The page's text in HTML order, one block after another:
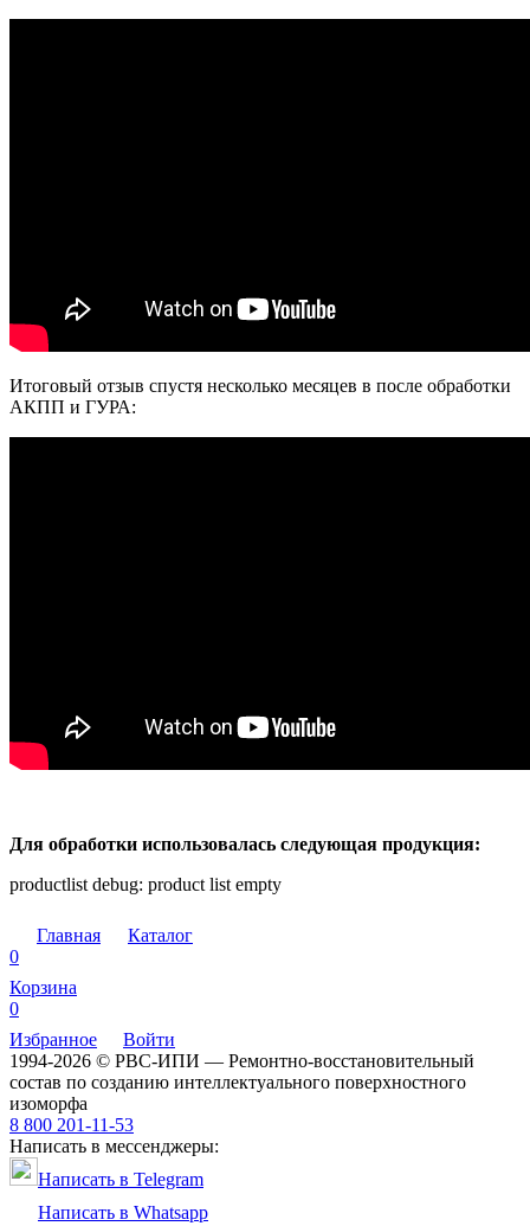
Итоговый отзыв спустя несколько месяцев в после обработки
АКПП и ГУРА:
Для обработки использовалась следующая продукция:
productlist debug: product list empty
Главная
Каталог
0
Корзина
0
Избранное
Войти
1994-2026 © РВС-ИПИ — Ремонтно-восстановительный
состав по созданию интеллектуального поверхностного
изоморфа
8 800 201-11-53
Написать в мессенджеры:
Написать в Telegram
Написать в Whatsapp